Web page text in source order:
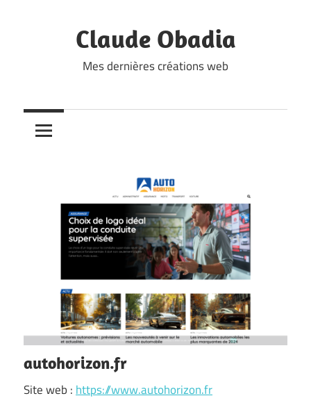
Claude Obadia
Mes dernières créations web
autohorizon.fr
Site web : https://www.autohorizon.fr